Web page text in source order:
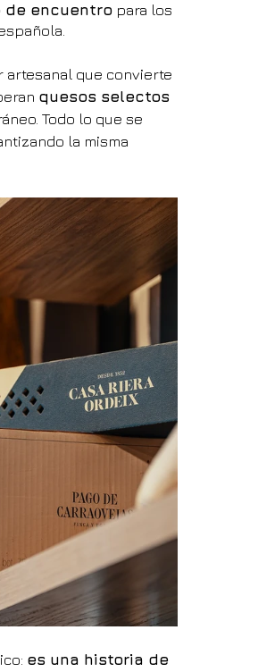
de encuentro para los
artesanal que convierte
quesos selectos
Todo lo que se
la misma
es una historia de